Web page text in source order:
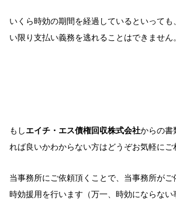
いくら時効の期間を経過しているといっても
い限り支払い義務を逃れることはできません。
もしエイチ・エス債権回収株式会社からの書
れば良いかわからない方はどうぞお気軽にご
当事務所にご依頼頂くことで、当事務所がご
時効援用を行います（万一、時効にならない